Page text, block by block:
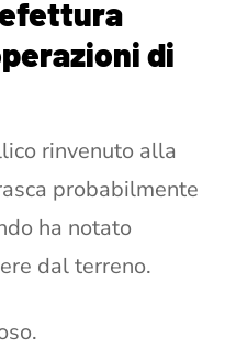
di
rinvenuto alla
probabilmente
ha notato
dal terreno.